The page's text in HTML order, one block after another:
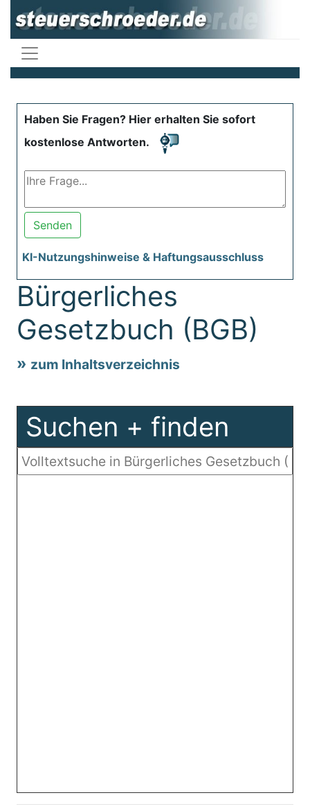
Haben Sie Fragen? Hier erhalten Sie sofort
kostenlose Antworten.
Senden
KI-Nutzungshinweise & Haftungsausschluss
Bürgerliches
Gesetzbuch (BGB)
zum Inhaltsverzeichnis
Suchen + finden